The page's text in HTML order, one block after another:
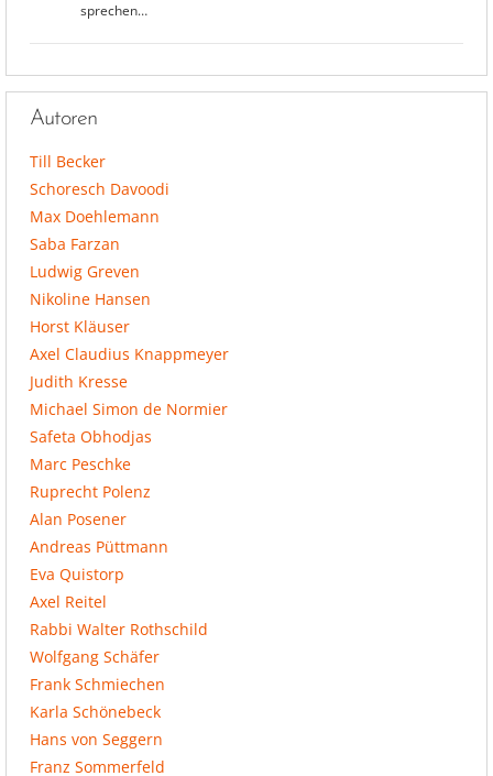
sprechen…
Autoren
Till Becker
Schoresch Davoodi
Max Doehlemann
Saba Farzan
Ludwig Greven
Nikoline Hansen
Horst Kläuser
Axel Claudius Knappmeyer
Judith Kresse
Michael Simon de Normier
Safeta Obhodjas
Marc Peschke
Ruprecht Polenz
Alan Posener
Andreas Püttmann
Eva Quistorp
Axel Reitel
Rabbi Walter Rothschild
Wolfgang Schäfer
Frank Schmiechen
Karla Schönebeck
Hans von Seggern
Franz Sommerfeld